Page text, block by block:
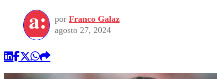
por Franco Galaz
agosto 27, 2024